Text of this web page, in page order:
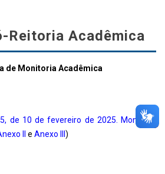
Reitoria Acadêmica
de Monitoria Acadêmica
de 10 de fevereiro de 2025. Monitoria
II e Anexo III )